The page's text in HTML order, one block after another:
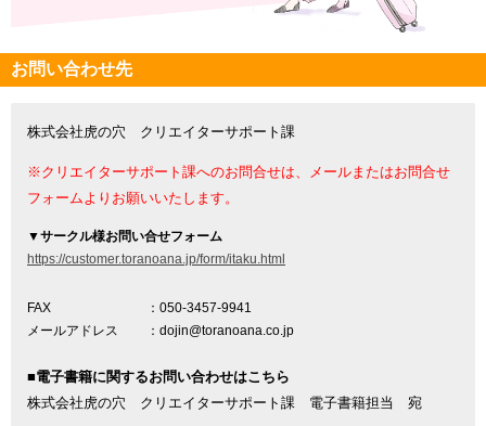
お問い合わせ先
株式会社虎の穴 クリエイターサポート課
※クリエイターサポート課へのお問合せは、メールまたはお問合せ
フォームよりお願いいたします。
▼サークル様お問い合せフォーム
https://customer.toranoana.jp/form/itaku.html
FAX
：050-3457-9941
メールアドレス
：dojin@toranoana.co.jp
■電子書籍に関するお問い合わせはこちら
株式会社虎の穴 クリエイターサポート課 電子書籍担当 宛